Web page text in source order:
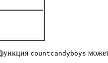
countcandyboys